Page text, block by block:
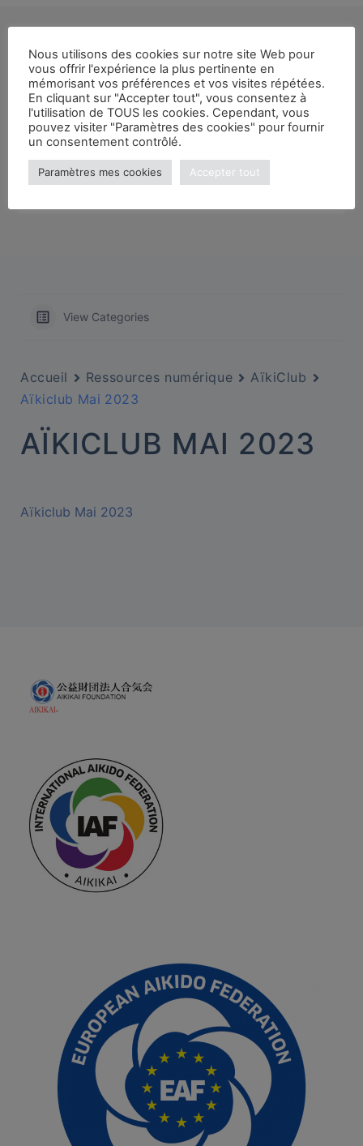
View Categories
Accueil Ressources numérique
AïkiClub
Aïkiclub Mai 2023
AÏKICLUB MAI 2023
Aïkiclub Mai 2023
Nous utilisons des cookies sur notre site Web pour
vous offrir l'expérience la plus pertinente en
mémorisant vos préférences et vos visites répétées.
En cliquant sur "Accepter tout", vous consentez à
l'utilisation de TOUS les cookies. Cependant, vous
pouvez visiter "Paramètres des cookies" pour fournir
un consentement contrôlé.
Paramètres mes cookies Accepter tout